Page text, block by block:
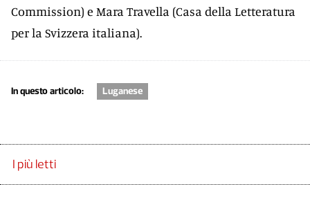
Commission) e Mara Travella (Casa della Letteratura
per la Svizzera italiana).
In questo articolo: Luganese
I più letti